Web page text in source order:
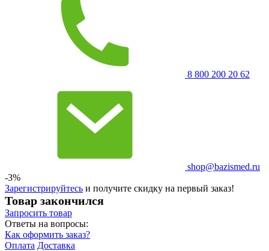
8 800 200 20 62
shop@bazismed.ru
-3%
Зарегистрируйтесь и получите скидку на первый заказ!
Товар закончился
Запросить товар
Ответы на вопросы:
Как оформить заказ?
Оплата Доставка